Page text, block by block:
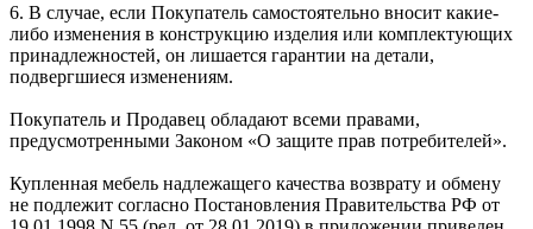
6. В случае, если Покупатель самостоятельно вносит какие-
либо изменения в конструкцию изделия или комплектующих
принадлежностей, он лишается гарантии на детали,
подвергшиеся изменениям.
Покупатель и Продавец обладают всеми правами,
предусмотренными Законом «О защите прав потребителей».
Купленная мебель надлежащего качества возврату и обмену
не подлежит согласно Постановления Правительства РФ от